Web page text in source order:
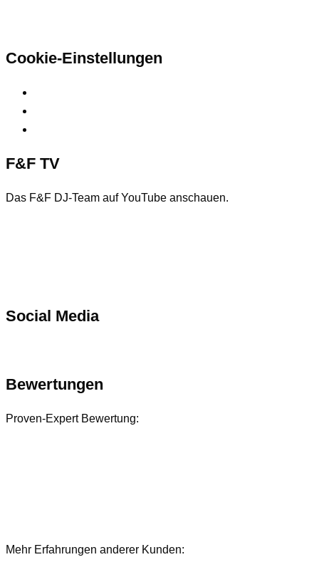
Cookie-Einstellungen
F&F TV
Das F&F DJ-Team auf YouTube anschauen.
Social Media
Bewertungen
Proven-Expert Bewertung:
Mehr Erfahrungen anderer Kunden: